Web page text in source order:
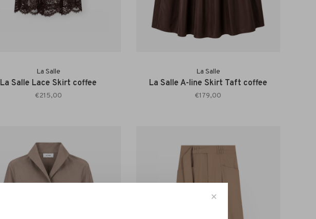
La Salle
La Salle Lace Skirt coffee
€215,00
La Salle
La Salle A-line Skirt Taft coffee
€179,00
✕